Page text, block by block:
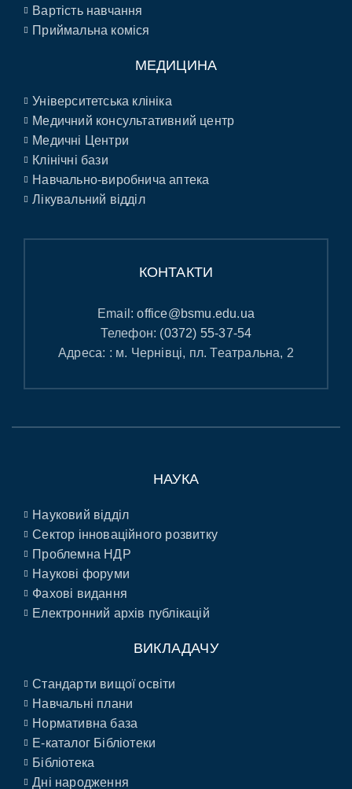
Вартість навчання
Приймальна коміся
МЕДИЦИНА
Університетська клініка
Медичний консультативний центр
Медичні Центри
Клінічні бази
Навчально-виробнича аптека
Лікувальний відділ
КОНТАКТИ
Email:office@bsmu.edu.ua
Телефон: (0372) 55-37-54
Адреса: : м. Чернівці, пл. Театральна, 2
НАУКА
Науковий відділ
Сектор інноваційного розвитку
Проблемна НДР
Наукові форуми
Фахові видання
Електронний архів публікацій
ВИКЛАДАЧУ
Стандарти вищої освіти
Навчальні плани
Нормативна база
E-каталог Бібліотеки
Бібліотека
Дні народження